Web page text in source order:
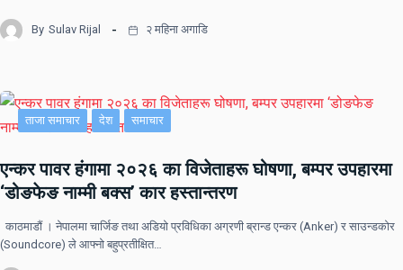
By Sulav Rijal २ महिना अगाडि
ताजा समाचार देश समाचार
एन्कर पावर हंगामा २०२६ का विजेताहरू घोषणा, बम्पर उपहारमा
‘डोङफेङ नाम्मी बक्स’ कार हस्तान्तरण
काठमाडौं । नेपालमा चार्जिङ तथा अडियो प्रविधिका अग्रणी ब्रान्ड एन्कर (Anker) र साउन्डकोर
(Soundcore) ले आफ्नो बहुप्रतीक्षित…